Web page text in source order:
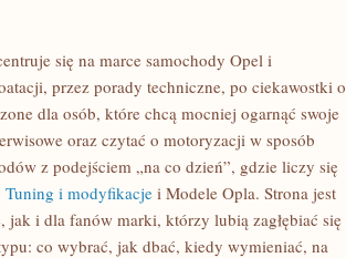
się na marce samochody Opel i
przez porady techniczne, po ciekawostki o
dla osób, które chcą mocniej ogarnąć swoje
oraz czytać o motoryzacji w sposób
z podejściem „na co dzień”, gdzie liczy się
Tuning i modyfikacje i Modele Opla. Strona jest
jak i dla fanów marki, którzy lubią zagłębiać się
co wybrać, jak dbać, kiedy wymieniać, na